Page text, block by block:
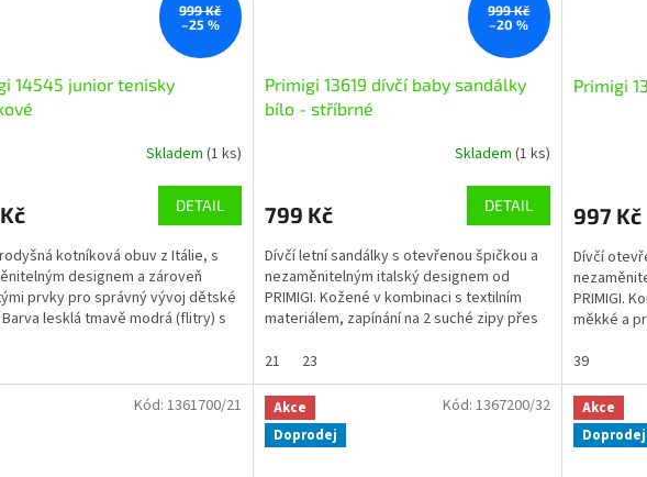
999 Kč
–25 %
14545 junior tenisky
Skladem (1 ks)
DETAIL
kotníková obuv z Itálie, s
designem a zároveň
prvky pro správný vývoj dětské
lesklá tmavě modrá (flitry) s
999 Kč
–20 %
Primigi 13619 dívčí baby sandálky
bílo - stříbrné
Skladem (1 ks)
799 Kč DETAIL
Dívčí letní sandálky s otevřenou špičkou a
nezaměnitelným italský designem od
PRIMIGI. Kožené v kombinaci s textilním
materiálem, zapínání na 2 suché zipy přes
21
23
Primigi
997 Kč
Dívčí
PRIMIGI.
měkké a
39
Kód: 1361700/21
Akce
Doprodej
Kód: 1367200/32
Akce
Doprodej